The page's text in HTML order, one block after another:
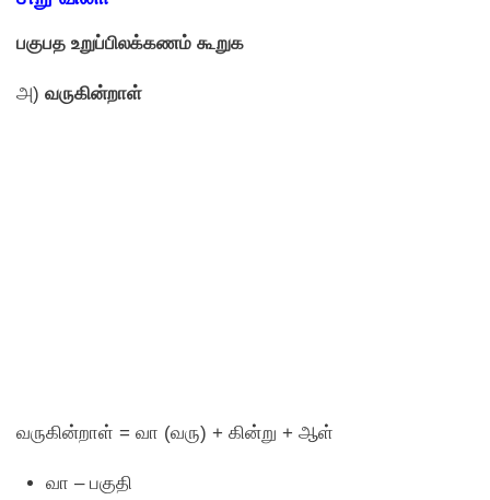
பகுபத உறுப்பிலக்கணம் கூறுக
அ) வருகின்றாள்
வருகின்றாள் = வா (வரு) + கின்று + ஆள்
வா – பகுதி